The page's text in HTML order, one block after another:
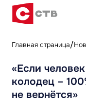
Главная страница
«Если
колодец –
не вернётся»